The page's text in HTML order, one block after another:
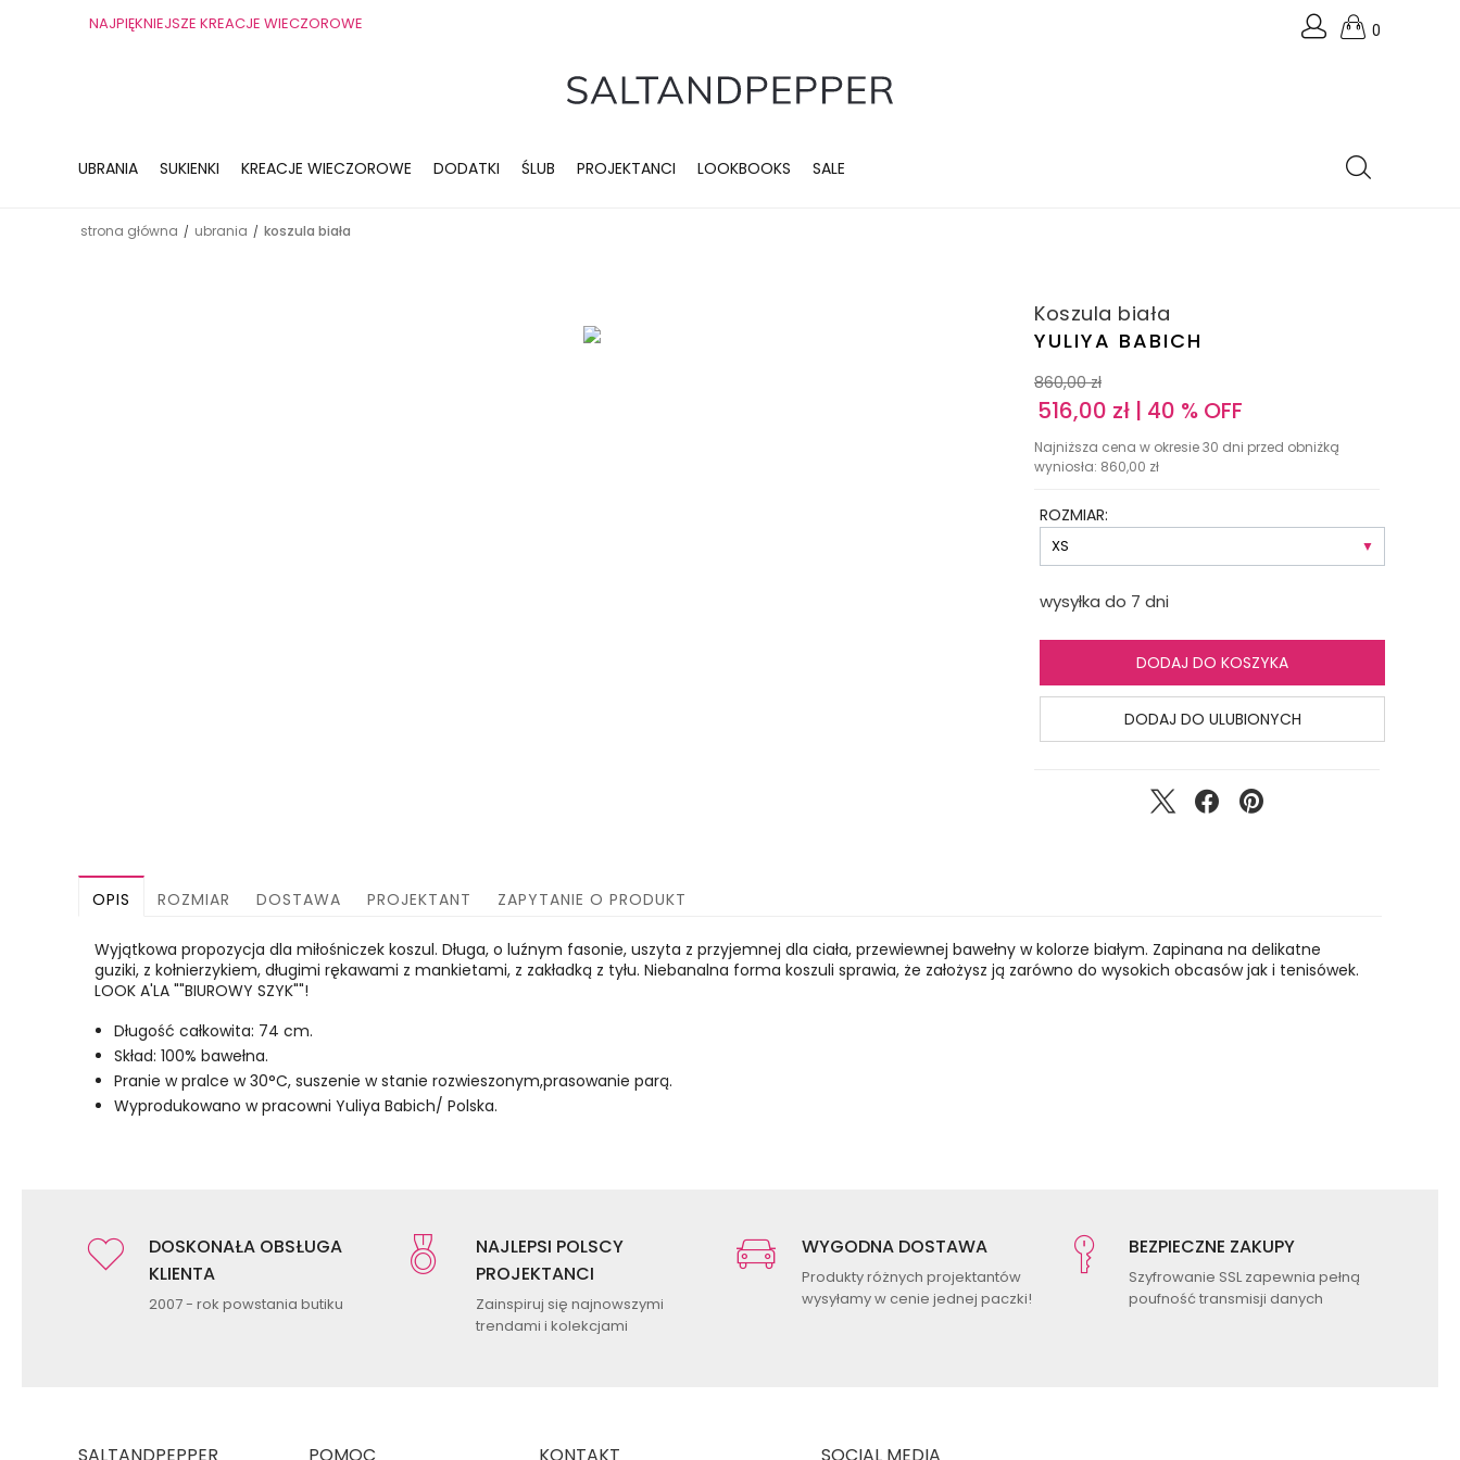
NAJPIĘKNIEJSZE KREACJE WIECZOROWE 0
UBRANIA SUKIENKI KREACJE WIECZOROWE DODATKI ŚLUB PROJEKTANCI LOOKBOOKS SALE
strona główna / ubrania / koszula biała
Koszula biała
YULIYA BABICH
860,00 zł
516,00 zł | 40 % OFF
Najniższa cena w okresie 30 dni przed obniżką
wyniosła: 860,00 zł
ROZMIAR:
wysyłka do 7 dni
DODAJ DO KOSZYKA
DODAJ DO ULUBIONYCH
OPIS ROZMIAR DOSTAWA PROJEKTANT ZAPYTANIE O PRODUKT
Wyjątkowa propozycja dla miłośniczek koszul. Długa, o luźnym fasonie, uszyta z przyjemnej dla ciała, przewiewnej bawełny w kolorze białym. Zapinana na delikatne
guziki, z kołnierzykiem, długimi rękawami z mankietami, z zakładką z tyłu. Niebanalna forma koszuli sprawia, że założysz ją zarówno do wysokich obcasów jak i tenisówek.
LOOK A'LA ""BIUROWY SZYK""!
Długość całkowita: 74 cm.
Skład: 100% bawełna.
Pranie w pralce w 30°C, suszenie w stanie rozwieszonym,prasowanie parą.
Wyprodukowano w pracowni Yuliya Babich/ Polska.
DOSKONAŁA OBSŁUGA
KLIENTA
2007 - rok powstania butiku
NAJLEPSI POLSCY
PROJEKTANCI
Zainspiruj się najnowszymi
trendami i kolekcjami
WYGODNA DOSTAWA
Produkty różnych projektantów
wysyłamy w cenie jednej paczki!
BEZPIECZNE ZAKUPY
Szyfrowanie SSL zapewnia pełną
poufność transmisji danych
SALTANDPEPPER POMOC KONTAKT SOCIAL MEDIA